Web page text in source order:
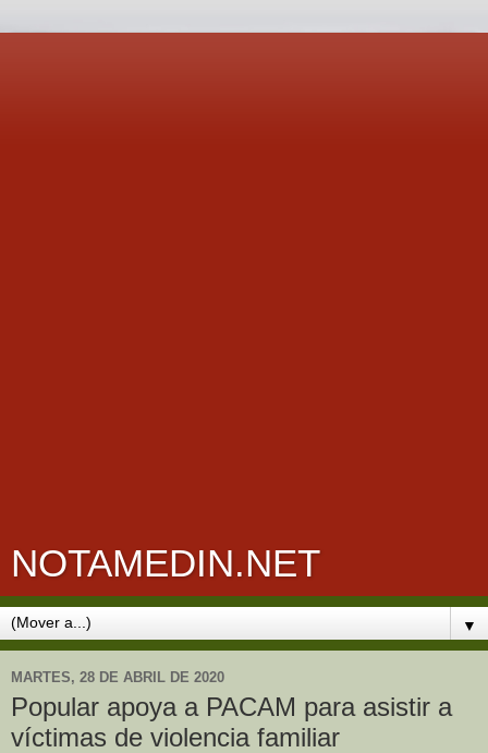
NOTAMEDIN.NET
▼
MARTES, 28 DE ABRIL DE 2020
Popular apoya a PACAM para asistir a
víctimas de violencia familiar